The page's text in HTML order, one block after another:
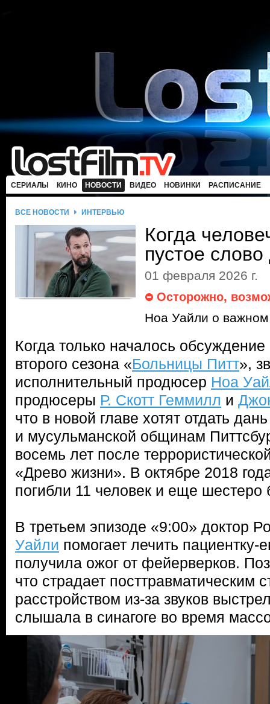
СЕРИАЛЫ КИНО НОВОСТИ ВИДЕО НОВИНКИ РАСПИСАНИЕ
ВСЕ НОВОСТИ ИНТЕРВЬЮ
Когда
пустое
01 февраля 2026 г.
Осторожно,
Ноа Уайли о важном
Когда только началось
второго сезона «Больницы Питт»,
исполнительный продюсер Ноа
продюсеры Р. Скотт Геммилл и
что в новой главе хотят отдать
и мусульманской общинам
восемь лет после
«Древо жизни». В октябре 2018
погибли 11 человек и еще
В третьем эпизоде «9:00» доктор
Уайли помогает лечить пациентку-
получила ожог от фейерверков.
что страдает посттравматическим
расстройством из-за звуков
слышала в синагоге во время